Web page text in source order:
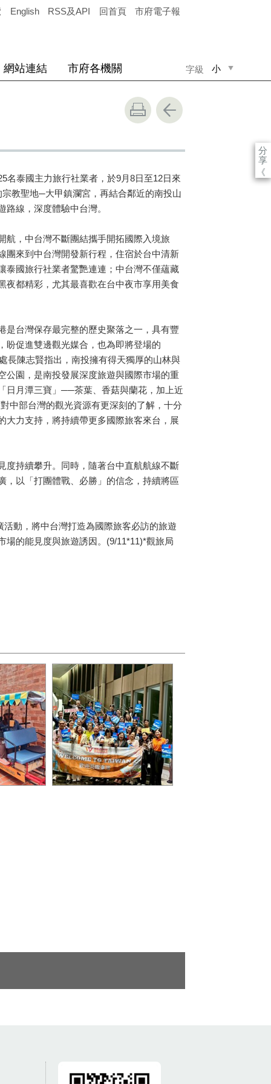
English RSS及API 回首頁 市府電子報
字級 小
網站連結 市府各機關
分
享
《
名泰國主力旅行社業者，於9月8日至12日來
教聖地─大甲鎮瀾宮，再結合鄰近的南投山
線，深度體驗中台灣。
航，中台灣不斷團結攜手開拓國際入境旅
團來到中台灣開發新行程，住宿於台中清新
泰國旅行社業者驚艷連連；中台灣不僅蘊藏
夜都精彩，尤其最喜歡在台中夜市享用美食
是台灣保存最完整的歷史聚落之一，具有豐
盼促進雙邊觀光媒合，也為即將登場的
長陳志賢指出，南投擁有得天獨厚的山林與
公園，是南投發展深度旅遊與國際市場的重
日月潭三寶」──茶葉、香菇與蘭花，加上近
中部台灣的觀光資源有更深刻的了解，十分
大力支持，將持續帶更多國際旅客來台，展
度持續攀升。同時，隨著台中直航航線不斷
，以「打團體戰、必勝」的信念，持續將區
動，將中台灣打造為國際旅客必訪的旅遊
的能見度與旅遊誘因。(9/11*11)*觀旅局